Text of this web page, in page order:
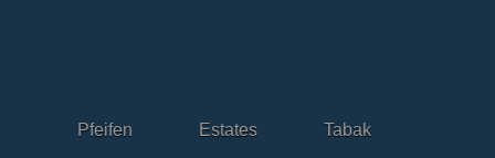
Pfeifen Estates Tabak